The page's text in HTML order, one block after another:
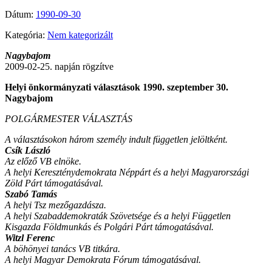
Dátum: 1990-09-30
Kategória: Nem kategorizált
Nagybajom
2009-02-25. napján rögzítve
Helyi önkormányzati választások 1990. szeptember 30.
Nagybajom
POLGÁRMESTER VÁLASZTÁS
A választásokon három személy indult független jelöltként.
Csík László
Az előző VB elnöke.
A helyi Kereszténydemokrata Néppárt és a helyi Magyarországi
Zöld Párt támogatásával.
Szabó Tamás
A helyi Tsz mezőgazdásza.
A helyi Szabaddemokraták Szövetsége és a helyi Független
Kisgazda Földmunkás és Polgári Párt támogatásával.
Witzl Ferenc
A böhönyei tanács VB titkára.
A helyi Magyar Demokrata Fórum támogatásával.